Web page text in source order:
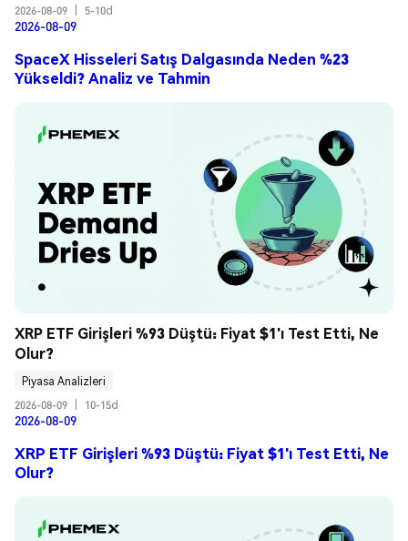
2026-08-09
5-10d
2026-08-09
SpaceX Hisseleri Satış Dalgasında Neden %23
Yükseldi? Analiz ve Tahmin
XRP ETF Girişleri %93 Düştü: Fiyat $1'ı Test Etti, Ne
Olur?
Piyasa Analizleri
2026-08-09
10-15d
2026-08-09
XRP ETF Girişleri %93 Düştü: Fiyat $1'ı Test Etti, Ne
Olur?